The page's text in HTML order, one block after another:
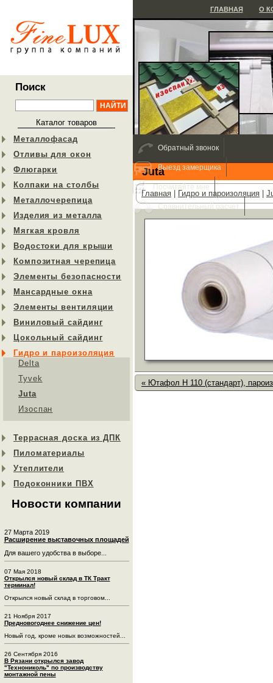
Поиск
Каталог товаров
Металлофасад
Отливы для окон
Флюгарки
Колпаки на столбы
Металлочерепица
Изделия из металла
Мягкая кровля
Водостоки для крыши
Композитная черепица
Элементы безопасности
Мансардные окна
Элементы вентиляции
Виниловый сайдинг
Цокольный сайдинг
Гидро и пароизоляция
Delta
Tyvek
Juta
Изоспан
Террасная доска из ДПК
Пиломатериалы
Утеплители
Подоконники ПВХ
Новости компании
27 Марта 2019
Расширение выставочных площадей
Для вашего удобства в выборе...
07 Мая 2018
Открылся новый склад в ТК Тракт
терминал!
Открылся новый склад в торговом...
21 Ноября 2017
Предновогоднее снижение цен!
Новый год, кроме новых возможностей...
26 Сентября 2016
В Рязани открылся завод
"Технониколь" по производству
монтажной пены
ГЛАВНАЯ О
Juta
Главная Гидро и пароизоляция
« Ютафол Н 110 (стандарт),
Обратный звонок
Выезд замерщика
Посчитайте мне
Сравнительный расчет